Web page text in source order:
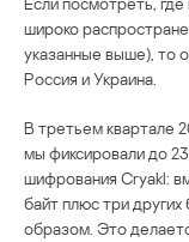
широко
указанные выше), то
Россия и Украина.
В третьем квартале
мы фиксировали до
шифрования Cryakl:
байт плюс три
образом. Это